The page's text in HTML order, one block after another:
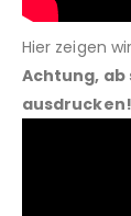
Hier zeigen
Achtung, ab